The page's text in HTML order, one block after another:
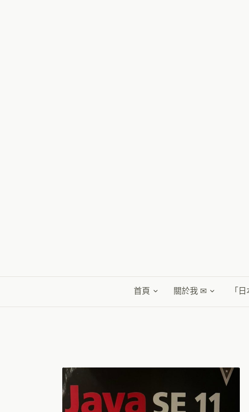
首頁 關於我 ✉ 「